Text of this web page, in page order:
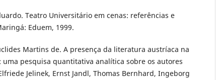
Teatro Universitário em cenas: referências e
Eduem, 1999.
Martins de. A presença da literatura austríaca na
uma pesquisa quantitativa analítica sobre os autores
Jelinek, Ernst Jandl, Thomas Bernhard, Ingeborg